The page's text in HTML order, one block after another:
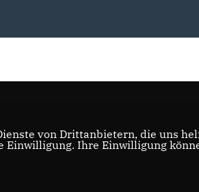
von Drittanbietern, die uns
Einwilligung. Ihre Einwilligung